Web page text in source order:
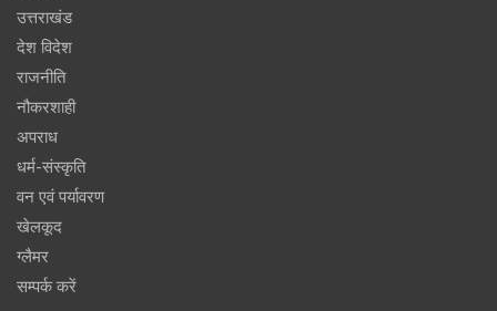
उत्तराखंड
देश विदेश
राजनीति
नौकरशाही
अपराध
धर्म-संस्कृति
वन एवं पर्यावरण
खेलकूद
ग्लैमर
सम्पर्क करें